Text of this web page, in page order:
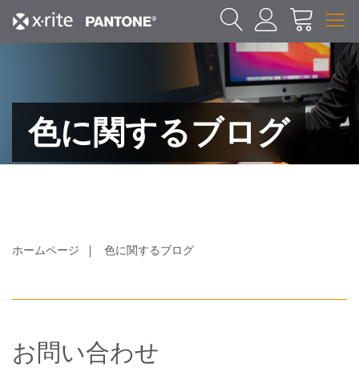
色に関するブログ
ホームページ 色に関するブログ
お問い合わせ